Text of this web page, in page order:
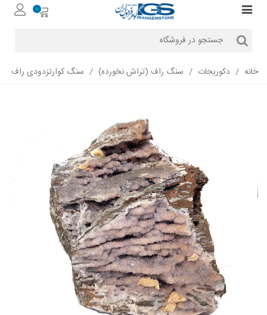
0
خانه / دکوریجات / سنگ راف (تراش نخورده) / سنگ کوارتزدودی راف